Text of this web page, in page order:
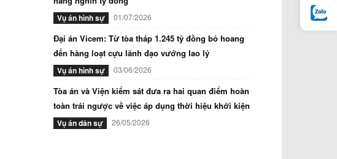
Vụ án hình sự 01/07/2026
Đại án Vicem: Từ tòa tháp 1.245 tỷ đồng bỏ hoang
đến hàng loạt cựu lãnh đạo vướng lao lý
Vụ án hình sự 03/06/2026
Tòa án và Viện kiểm sát đưa ra hai quan điểm hoàn
toàn trái ngược về việc áp dụng thời hiệu khởi kiện
Vụ án dân sự 26/05/2026